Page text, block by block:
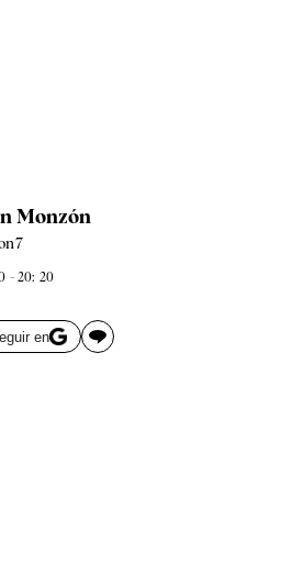
Monzón
- 20: 20
en